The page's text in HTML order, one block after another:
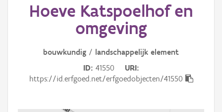
Erfgoedobject
Waarneming
Hoeve Katspoelhof en
omgeving
bouwkundig / landschappelijk element
ID 41550
URI
https://id.erfgoed.net/erfgoedobjecten/41550